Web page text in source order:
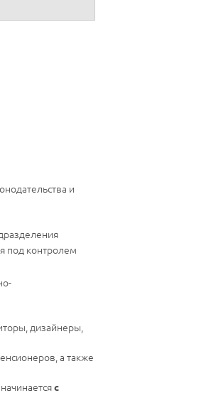
и
под контролем
дизайнеры,
а также
с